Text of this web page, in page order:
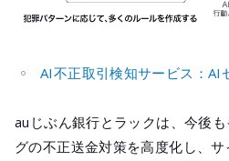
AI不正取引検知サービス：AI
auじぶん銀行とラックは、今後
グの不正送金対策を高度化し、